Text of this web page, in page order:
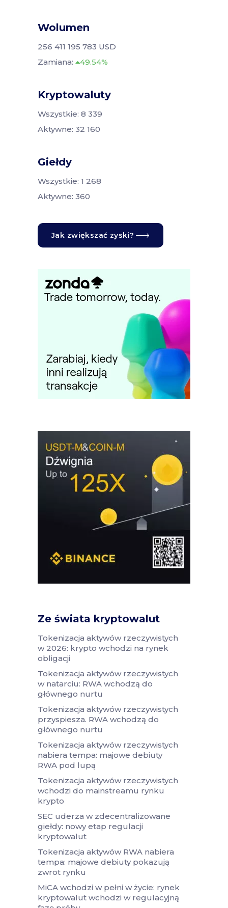
Wolumen
256 411 195 783 USD
Zamiana:
49.54%
Kryptowaluty
Wszystkie: 8 339
Aktywne: 32 160
Giełdy
Wszystkie: 1 268
Aktywne: 360
Jak zwiększać zyski?
Ze świata kryptowalut
Tokenizacja aktywów rzeczywistych
w 2026: krypto wchodzi na rynek
obligacji
Tokenizacja aktywów rzeczywistych
w natarciu: RWA wchodzą do
głównego nurtu
Tokenizacja aktywów rzeczywistych
przyspiesza. RWA wchodzą do
głównego nurtu
Tokenizacja aktywów rzeczywistych
nabiera tempa: majowe debiuty
RWA pod lupą
Tokenizacja aktywów rzeczywistych
wchodzi do mainstreamu rynku
krypto
SEC uderza w zdecentralizowane
giełdy: nowy etap regulacji
kryptowalut
Tokenizacja aktywów RWA nabiera
tempa: majowe debiuty pokazują
zwrot rynku
MiCA wchodzi w pełni w życie: rynek
kryptowalut wchodzi w regulacyjną